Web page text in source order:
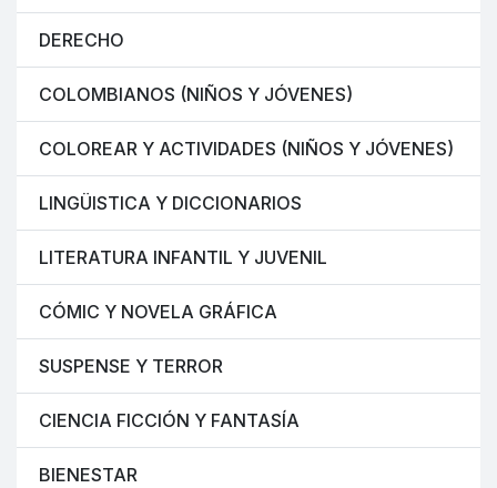
DERECHO
COLOMBIANOS (NIÑOS Y JÓVENES)
COLOREAR Y ACTIVIDADES (NIÑOS Y JÓVENES)
LINGÜISTICA Y DICCIONARIOS
LITERATURA INFANTIL Y JUVENIL
CÓMIC Y NOVELA GRÁFICA
SUSPENSE Y TERROR
CIENCIA FICCIÓN Y FANTASÍA
BIENESTAR